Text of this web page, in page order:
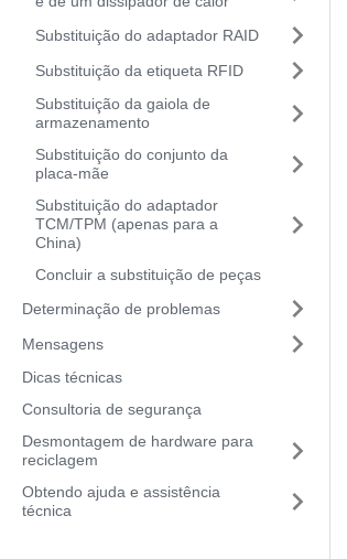
Substituição do adaptador RAID
Substituição da etiqueta RFID
Substituição da gaiola de
armazenamento
Substituição do conjunto da
placa-mãe
Substituição do adaptador
TCM/TPM (apenas para a
China)
Concluir a substituição de peças
Determinação de problemas
Mensagens
Dicas técnicas
Consultoria de segurança
Desmontagem de hardware para
reciclagem
Obtendo ajuda e assistência
técnica